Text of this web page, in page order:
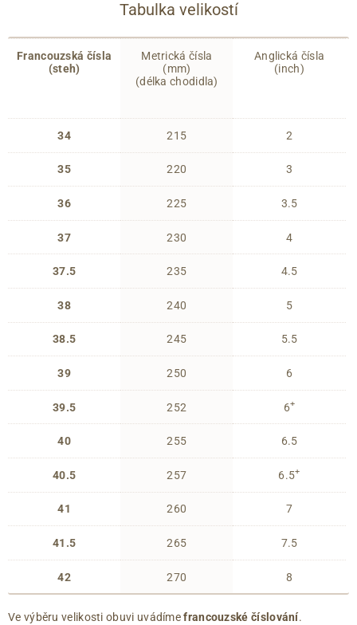
Tabulka velikostí
Francouzská čísla
(steh)
34
35
36
37
37.5
38
38.5
39
39.5
40
40.5
41
41.5
42
Metrická čísla
(mm)
(délka chodidla)
215
220
225
230
235
240
245
250
252
255
257
260
265
270
Anglická čísla
(inch)
2
3
3.5
4
4.5
5
5.5
6
6+
6.5
6.5+
7
7.5
8
Ve výběru velikosti obuvi uvádímefrancouzské číslování.